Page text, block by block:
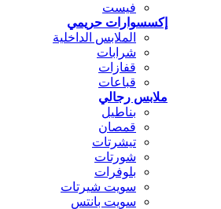
فيست
إكسسوارات حريمي
الملابس الداخلية
شرابات
قفازات
قباعات
ملابس رجالي
بناطيل
قمصان
تيشرتات
شورتات
بلوفرات
سويت شيرتات
سويت بانتس